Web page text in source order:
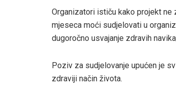
Organizatori ističu kako projekt ne
mjeseca moći sudjelovati u
dugoročno usvajanje zdravih
Poziv za sudjelovanje upućen je
zdraviji način života.